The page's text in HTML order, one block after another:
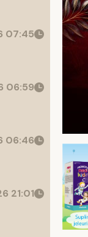
07:45
06:59
06:46
21:01